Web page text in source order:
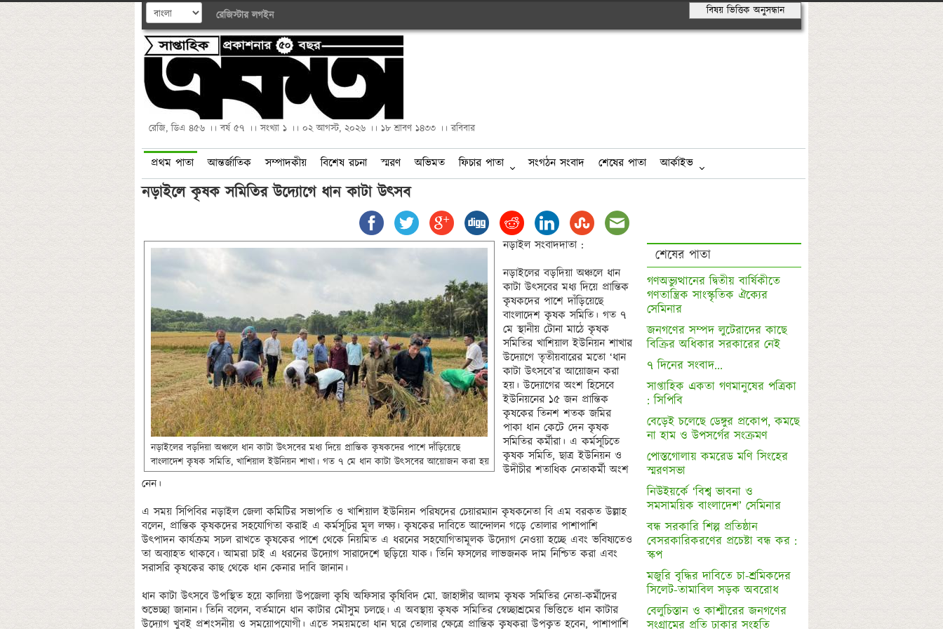
রেজিস্টার লগইন বিষয় ভিত্তিক অনুসন্ধান
রেজি, ডিএ ৪৫৬ ।। বর্ষ ৫৭ ।। সংখ্যা ১ ।। ০২ আগস্ট, ২০২৬ ।। ১৮ শ্রাবণ ১৪৩৩ ।। রবিবার
প্রথম পাতা আন্তর্জাতিক সম্পাদকীয় বিশেষ রচনা স্মরণ অভিমত ফিচার পাতা সংগঠন সংবাদ শেষের পাতা আর্কাইভ
নড়াইলে কৃষক সমিতির উদ্যোগে ধান কাটা উৎসব
নড়াইলের বড়দিয়া অঞ্চলে ধান কাটা উৎসবের মধ্য দিয়ে প্রান্তিক কৃষকদের পাশে দাঁড়িয়েছে
বাংলাদেশ কৃষক সমিতি, খাশিয়াল ইউনিয়ন শাখা। গত ৭ মে ধান কাটা উৎসবের আয়োজন করা হয়
নড়াইল সংবাদদাতা :
নড়াইলের বড়দিয়া অঞ্চলে ধান
কাটা উৎসবের মধ্য দিয়ে প্রান্তিক
কৃষকদের পাশে দাঁড়িয়েছে
বাংলাদেশ কৃষক সমিতি। গত ৭
মে স্থানীয় টোনা মাঠে কৃষক
সমিতির খাশিয়াল ইউনিয়ন শাখার
উদ্যোগে তৃতীয়বারের মতো ‘ধান
কাটা উৎসবে’র আয়োজন করা
হয়। উদ্যোগের অংশ হিসেবে
ইউনিয়নের ১৫ জন প্রান্তিক
কৃষকের তিনশ শতক জমির
পাকা ধান কেটে দেন কৃষক
সমিতির কর্মীরা। এ কর্মসূচিতে
কৃষক সমিতি, ছাত্র ইউনিয়ন ও
উদীচীর শতাধিক নেতাকর্মী অংশ
নেন।
এ সময় সিপিবির নড়াইল জেলা কমিটির সভাপতি ও খাশিয়াল ইউনিয়ন পরিষদের চেয়ারম্যান কৃষকনেতা বি এম বরকত উল্লাহ
বলেন, প্রান্তিক কৃষকদের সহযোগিতা করাই এ কর্মসূচির মূল লক্ষ্য। কৃষকের দাবিতে আন্দোলন গড়ে তোলার পাশাপাশি
উৎপাদন কার্যক্রম সচল রাখতে কৃষকের পাশে থেকে নিয়মিত এ ধরনের সহযোগিতামূলক উদ্যোগ নেওয়া হচ্ছে এবং ভবিষ্যতেও
তা অব্যাহত থাকবে। আমরা চাই এ ধরনের উদ্যোগ সারাদেশে ছড়িয়ে যাক। তিনি ফসলের লাভজনক দাম নিশ্চিত করা এবং
সরাসরি কৃষকের কাছ থেকে ধান কেনার দাবি জানান।
ধান কাটা উৎসবে উপস্থিত হয়ে কালিয়া উপজেলা কৃষি অফিসার কৃষিবিদ মো. জাহাঙ্গীর আলম কৃষক সমিতির নেতা-কর্মীদের
শুভেচ্ছা জানান। তিনি বলেন, বর্তমানে ধান কাটার মৌসুম চলছে। এ অবস্থায় কৃষক সমিতির স্বেচ্ছাশ্রমের ভিত্তিতে ধান কাটার
উদ্যোগ খুবই প্রশংসনীয় ও সময়োপযোগী। এতে সময়মতো ধান ঘরে তোলার ক্ষেত্রে প্রান্তিক কৃষকরা উপকৃত হবেন, পাশাপাশি
শেষের পাতা
গণঅভ্যুত্থানের দ্বিতীয় বার্ষিকীতে
গণতান্ত্রিক সাংস্কৃতিক ঐক্যের
সেমিনার
জনগণের সম্পদ লুটেরাদের কাছে
বিক্রির অধিকার সরকারের নেই
৭ দিনের সংবাদ...
সাপ্তাহিক একতা গণমানুষের পত্রিকা
: সিপিবি
বেড়েই চলেছে ডেঙ্গুর প্রকোপ, কমছে
না হাম ও উপসর্গের সংক্রমণ
পোস্তগোলায় কমরেড মণি সিংহের
স্মরণসভা
নিউইয়র্কে ‘বিশ্ব ভাবনা ও
সমসাময়িক বাংলাদেশ’ সেমিনার
বন্ধ সরকারি শিল্প প্রতিষ্ঠান
বেসরকারিকরণের প্রচেষ্টা বন্ধ কর :
স্কপ
মজুরি বৃদ্ধির দাবিতে চা-শ্রমিকদের
সিলেট-তামাবিল সড়ক অবরোধ
বেলুচিস্তান ও কাশ্মীরের জনগণের
সংগ্রামের প্রতি ঢাকার সংহতি